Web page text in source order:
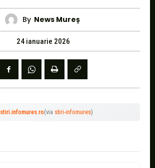
By News Mureș
24 ianuarie 2026
stiri.infomures.ro(via stiri-infomures)